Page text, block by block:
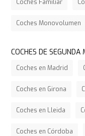
Coches Familiar
Coches Monovolumen
COCHES DE
Coches en Madrid
Coches en Girona
Coches en Lleida
Coches en Córdoba